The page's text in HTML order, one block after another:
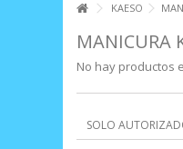
INICIO KAESO
MANICURA
No hay productos
SOLO